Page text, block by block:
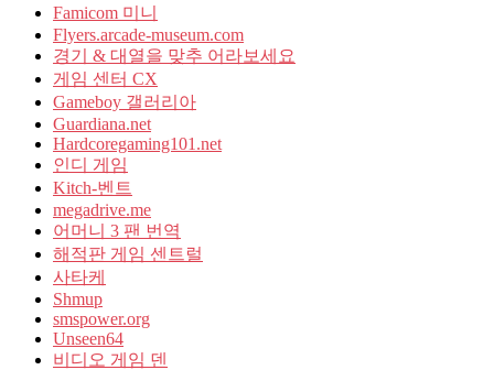
Famicom 미니
Flyers.arcade-museum.com
경기 & 대열을 맞추 어라보세요
게임 센터 CX
Gameboy 갤러리아
Guardiana.net
Hardcoregaming101.net
인디 게임
Kitch-벤트
megadrive.me
어머니 3 팬 번역
해적판 게임 센트럴
사타케
Shmup
smspower.org
Unseen64
비디오 게임 덴